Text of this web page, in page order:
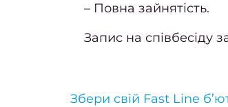
– Повна зайнятість.
Запис на співбесіду
Збери свій Fast Line